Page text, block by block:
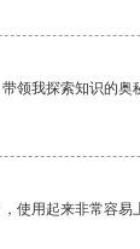
领我探索知识的奥
使用起来非常容易